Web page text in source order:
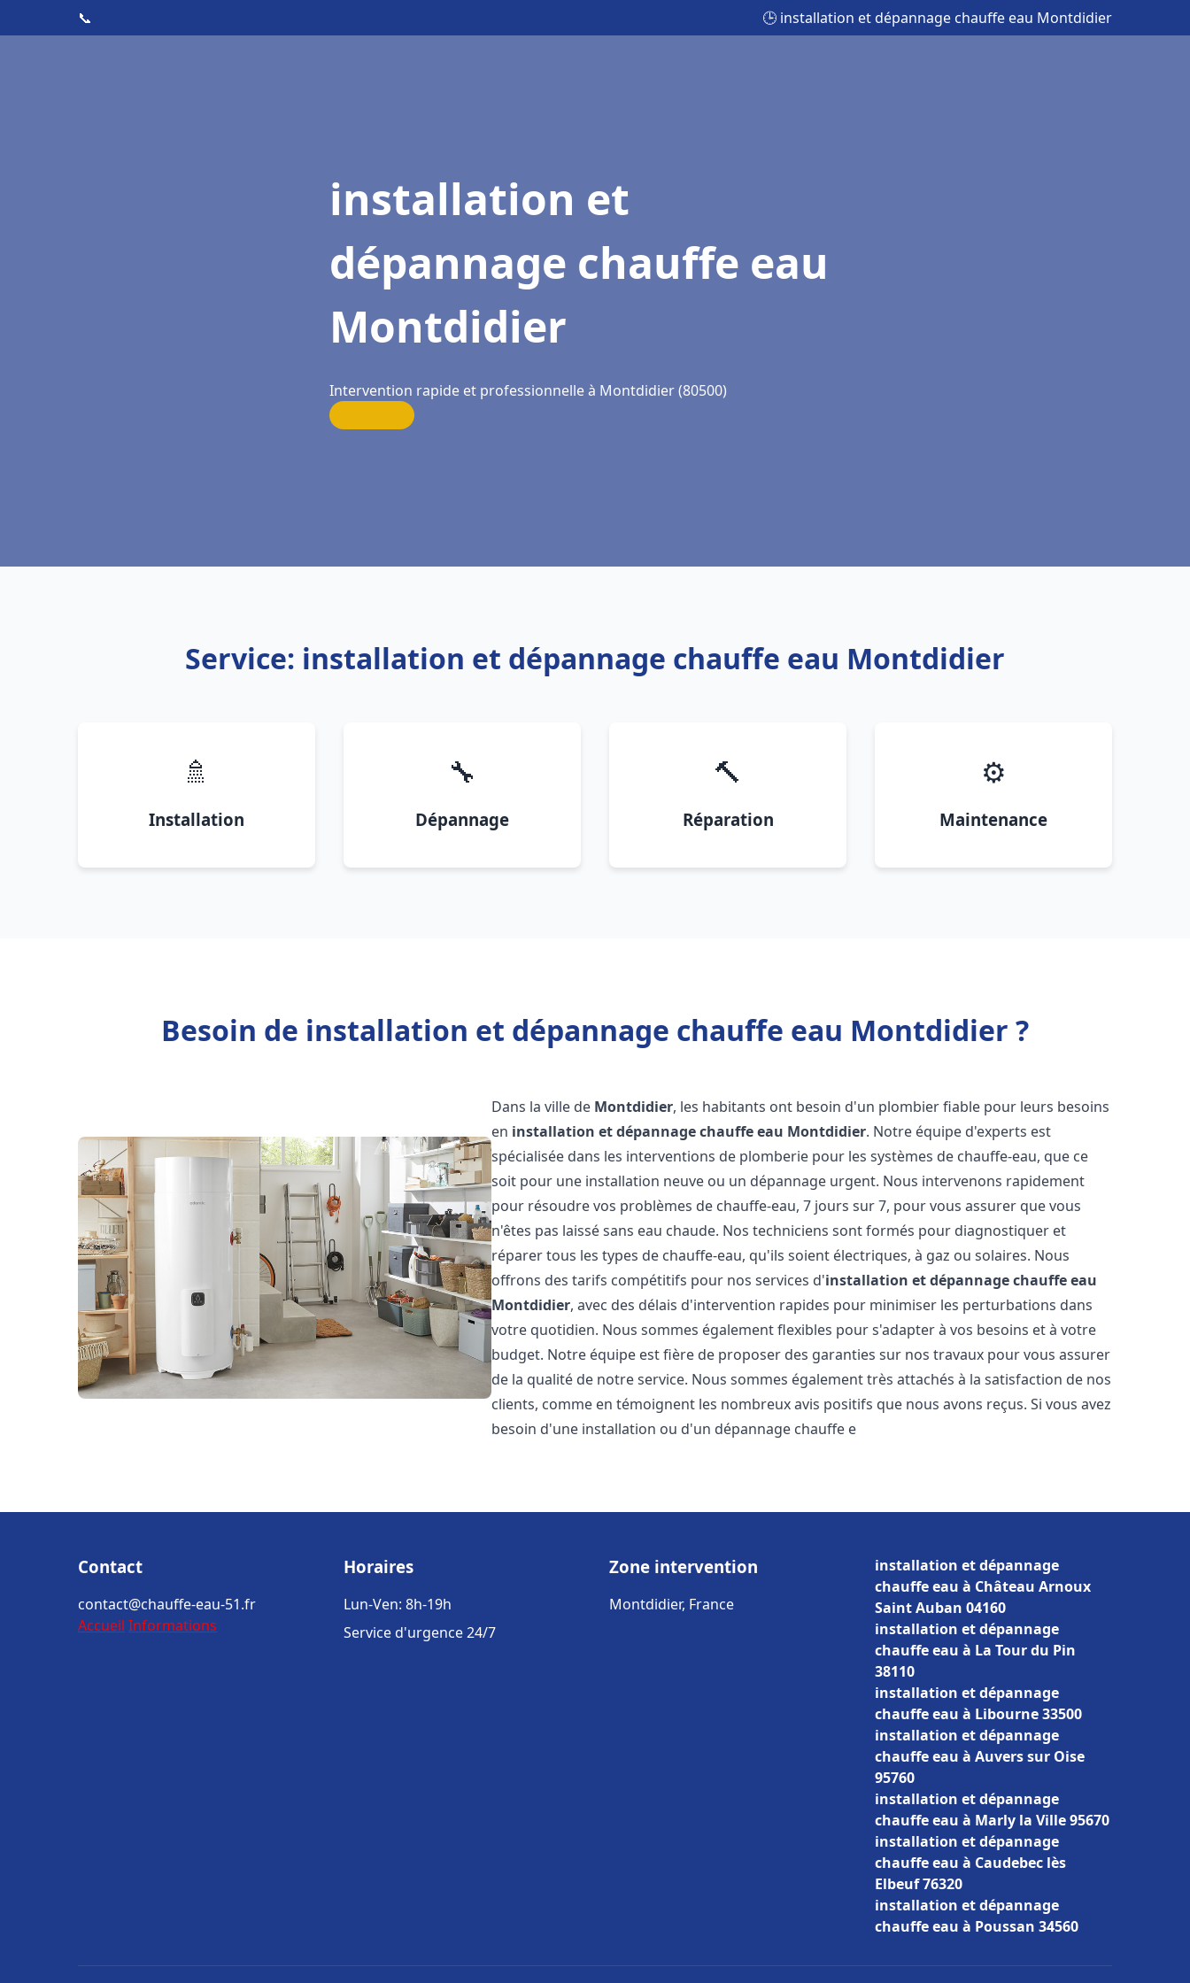
📞 🕒 installation et dépannage chauffe eau Montdidier
installation et
dépannage chauffe eau
Montdidier
Intervention rapide et professionnelle à Montdidier (80500)
Service: installation et dépannage chauffe eau Montdidier
🚿
Installation
🔧
Dépannage
🔨
Réparation
⚙️
Maintenance
Besoin de installation et dépannage chauffe eau Montdidier ?
Dans la ville de Montdidier, les habitants ont besoin d'un plombier fiable pour leurs besoins
en installation et dépannage chauffe eau Montdidier. Notre équipe d'experts est
spécialisée dans les interventions de plomberie pour les systèmes de chauffe-eau, que ce
soit pour une installation neuve ou un dépannage urgent. Nous intervenons rapidement
pour résoudre vos problèmes de chauffe-eau, 7 jours sur 7, pour vous assurer que vous
n'êtes pas laissé sans eau chaude. Nos techniciens sont formés pour diagnostiquer et
réparer tous les types de chauffe-eau, qu'ils soient électriques, à gaz ou solaires. Nous
offrons des tarifs compétitifs pour nos services d'installation et dépannage chauffe eau
Montdidier, avec des délais d'intervention rapides pour minimiser les perturbations dans
votre quotidien. Nous sommes également flexibles pour s'adapter à vos besoins et à votre
budget. Notre équipe est fière de proposer des garanties sur nos travaux pour vous assurer
de la qualité de notre service. Nous sommes également très attachés à la satisfaction de nos
clients, comme en témoignent les nombreux avis positifs que nous avons reçus. Si vous avez
besoin d'une installation ou d'un dépannage chauffe e
Contact
contact@chauffe-eau-51.fr
Accueil Informations
Horaires
Lun-Ven: 8h-19h
Service d'urgence 24/7
Zone intervention
Montdidier, France
installation et dépannage
chauffe eau à Château Arnoux
Saint Auban 04160
installation et dépannage
chauffe eau à La Tour du Pin
38110
installation et dépannage
chauffe eau à Libourne 33500
installation et dépannage
chauffe eau à Auvers sur Oise
95760
installation et dépannage
chauffe eau à Marly la Ville 95670
installation et dépannage
chauffe eau à Caudebec lès
Elbeuf 76320
installation et dépannage
chauffe eau à Poussan 34560